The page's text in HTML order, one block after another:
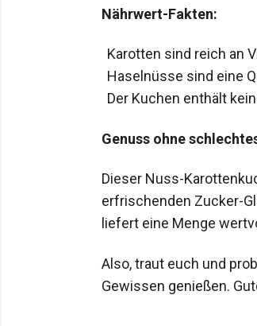
Nährwert-Fakten:
Karotten sind reich an
Haselnüsse sind eine
Der Kuchen enthält
Genuss ohne
Dieser Nuss-
erfrischenden Zucker-
liefert eine Menge
Also, traut euch und
Gewissen genießen.